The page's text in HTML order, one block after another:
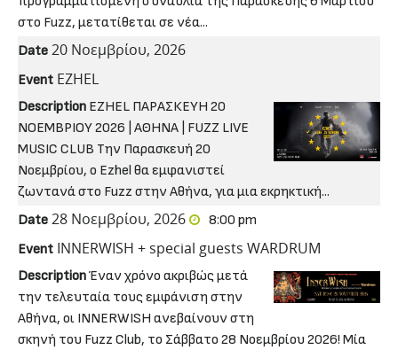
στο Fuzz, μετατίθεται σε νέα...
Date 20 Νοεμβρίου, 2026
Event EZHEL
Description EZHEL ΠΑΡΑΣΚΕΥΗ 20
ΝΟΕΜΒΡΙΟΥ 2026 | ΑΘΗΝΑ | FUZZ LIVE
MUSIC CLUB Την Παρασκευή 20
Νοεμβρίου, ο Ezhel θα εμφανιστεί
ζωντανά στο Fuzz στην Αθήνα, για μια εκρηκτική...
Date 28 Νοεμβρίου, 2026
8:00 pm
Event INNERWISH + special guests WARDRUM
DescriptionΈναν χρόνο ακριβώς μετά
την τελευταία τους εμφάνιση στην
Αθήνα, οι INNERWISH ανεβαίνουν στη
σκηνή του Fuzz Club, το Σάββατο 28 Νοεμβρίου 2026! Μία